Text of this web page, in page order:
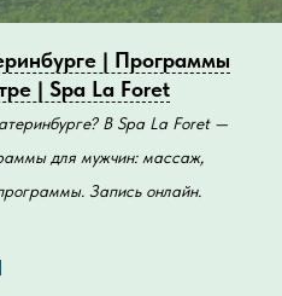
| Программы
| Spa La Foret
В Spa La Foret —
для мужчин: массаж,
Запись онлайн.